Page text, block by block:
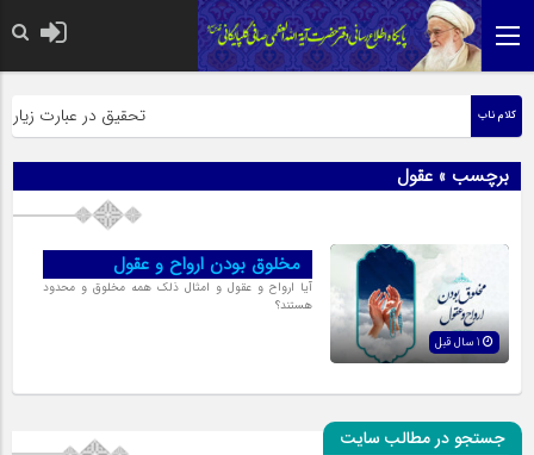
کلام ناب تحقیق در عبارت
برچسب » عقول
مخلوق بودن ارواح و عقول
آیا ارواح و عقول و امثال ذلک همه مخلوق و محدود
هستند؟
جستجو در مطالب سایت